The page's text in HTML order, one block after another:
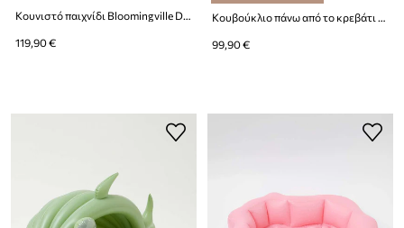
Κουνιστό παιχνίδι Bloomingville Dolly Rocking Toy
119,90 €
Κουβούκλιο πάνω από το κρεβάτι ferm LIVING Settle Bed Canopy
99,90 €